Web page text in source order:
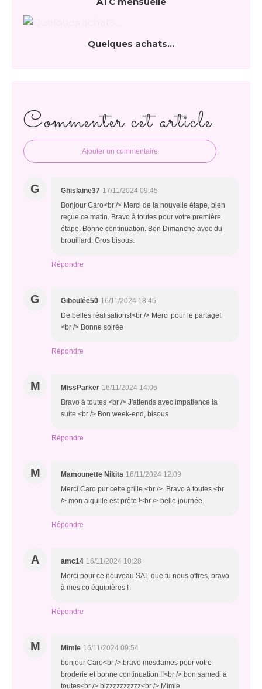
Quelques achats...
Commenter cet article
Ajouter un commentaire
G Ghislaine37 17/11/2024 09:45
Bonjour Caro<br /> Merci de la nouvelle étape, bien
reçue ce matin. Bravo à toutes pour votre première
étape. Bonne continuation. Bon Dimanche avec du
brouillard. Gros bisous.
Répondre
G Giboulée50 16/11/2024 18:45
De belles réalisations!<br /> Merci pour le partage!
<br /> Bonne soirée
Répondre
M MissParker 16/11/2024 14:06
Bravo à toutes <br /> J'attends avec impatience la
suite <br /> Bon week-end, bisous
Répondre
M Mamounette Nikita 16/11/2024 12:09
Merci Caro pur cette grille.<br /> Bravo à toutes.<br
/> mon aiguille est prête !<br /> belle journée.
Répondre
A amc14 16/11/2024 10:28
Merci pour ce nouveau SAL que tu nous offres, bravo
à mes co équipières !
Répondre
M Mimie 16/11/2024 09:54
bonjour Caro<br /> bravo mesdames pour votre
broderie et bonne continuation !!<br /> bon samedi à
toutes<br /> bizzzzzzzzzz<br /> Mimie